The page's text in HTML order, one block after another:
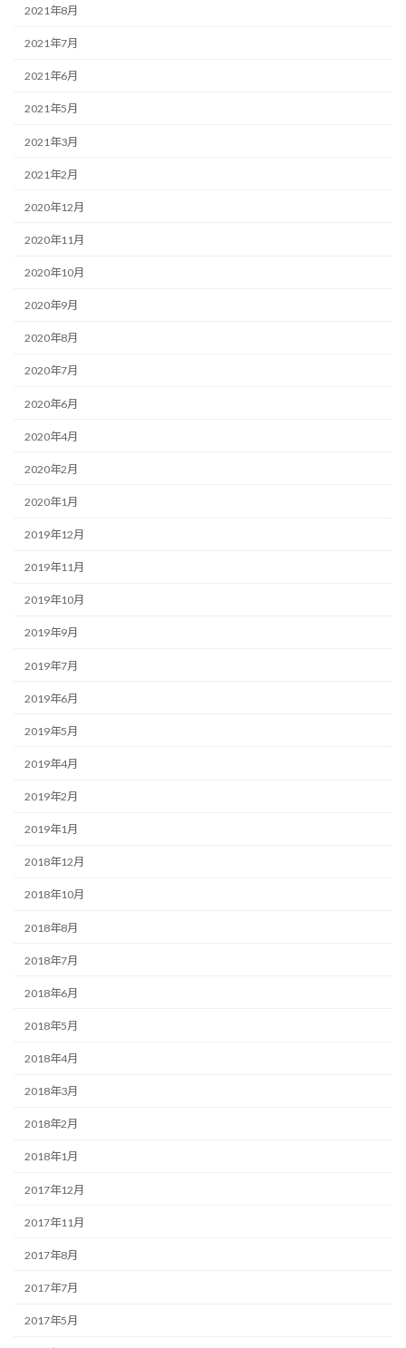
2021年8月
2021年7月
2021年6月
2021年5月
2021年3月
2021年2月
2020年12月
2020年11月
2020年10月
2020年9月
2020年8月
2020年7月
2020年6月
2020年4月
2020年2月
2020年1月
2019年12月
2019年11月
2019年10月
2019年9月
2019年7月
2019年6月
2019年5月
2019年4月
2019年2月
2019年1月
2018年12月
2018年10月
2018年8月
2018年7月
2018年6月
2018年5月
2018年4月
2018年3月
2018年2月
2018年1月
2017年12月
2017年11月
2017年8月
2017年7月
2017年5月